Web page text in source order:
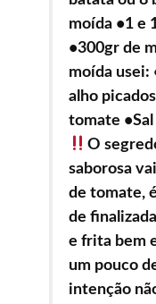
moída •1 e
•300gr de
moída usei:
alho
tomate
O
saborosa
de tomate,
de
e frita bem
um pouco
intenção